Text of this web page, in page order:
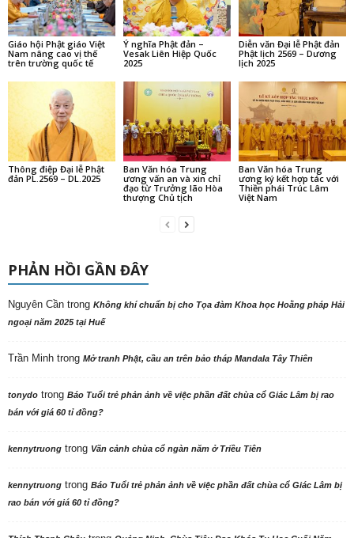
Giáo hội Phật giáo Việt
Nam nâng cao vị thế
trên trường quốc tế
Ý nghĩa Phật đản –
Vesak Liên Hiệp Quốc
2025
Diễn văn Đại lễ Phật đản
Phật lịch 2569 – Dương
lịch 2025
Thông điệp Đại lễ Phật
đản PL.2569 – DL.2025
Ban Văn hóa Trung
ương vấn an và xin chỉ
đạo từ Trưởng lão Hòa
thượng Chủ tịch
Ban Văn hóa Trung
ương ký kết hợp tác với
Thiền phái Trúc Lâm
Việt Nam
PHẢN HỒI GẦN ĐÂY
Nguyên Cần trong Không khí chuẩn bị cho Tọa đàm Khoa học Hoằng pháp Hải
ngoại năm 2025 tại Huế
Trần Minh trong Mở tranh Phật, cầu an trên bảo tháp Mandala Tây Thiên
tonydo trong Báo Tuổi trẻ phản ảnh về việc phần đất chùa cổ Giác Lâm bị rao
bán với giá 60 tỉ đồng?
kennytruong trong Vãn cảnh chùa cổ ngàn năm ở Triều Tiên
kennytruong trong Báo Tuổi trẻ phản ảnh về việc phần đất chùa cổ Giác Lâm bị
rao bán với giá 60 tỉ đồng?